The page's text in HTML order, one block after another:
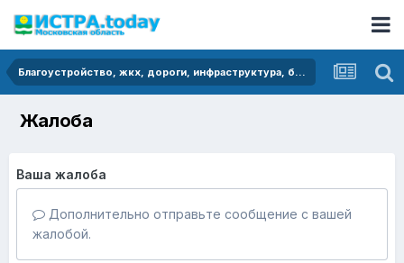
Благоустройство, жкх, дороги, инфраструктура, безопасность
Жалоба
Ваша жалоба
Дополнительно отправьте сообщение с вашей
жалобой.